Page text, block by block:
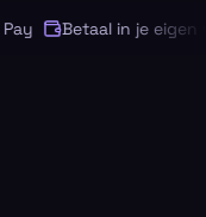
Betaal in je eigen